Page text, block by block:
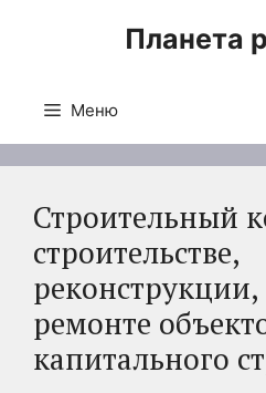
Планета
Меню
Строительный
строительстве,
ремонте
капитального